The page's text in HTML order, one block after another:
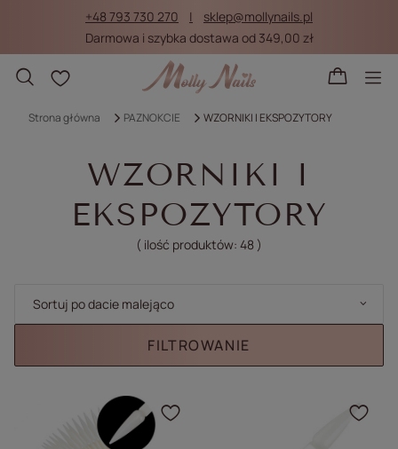
+48 793 730 270
sklep@mollynails.pl
Darmowa i szybka dostawa od 349,00 zł
Listy zakupowe
Strona główna PAZNOKCIE WZORNIKI I EKSPOZYTORY
WZORNIKI I
EKSPOZYTORY
( ilość produktów: 48 )
Zmień sortowanie
Sortuj po dacie malejąco
FILTROWANIE
Kliknij, aby dodać